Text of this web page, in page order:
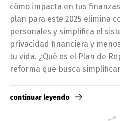
cómo impacta en tus
plan para este 2025 elimina
personales y simplifica el
privacidad financiera y
tu vida. ¿Qué es el Plan de
reforma que busca
continuar leyendo